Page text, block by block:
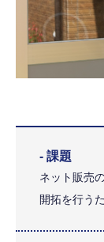
- 課題
ネット販売
開拓を行う